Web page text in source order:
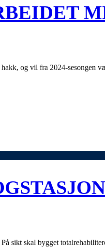
og vil fra 2024-sesongen
sikt skal bygget